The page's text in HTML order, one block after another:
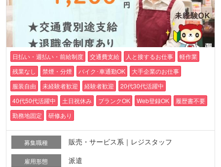
日払い・週払い・前給制度 交通費支給 人と接するお仕事
軽作業
残業なし
禁煙・分煙 バイク･車通勤OK
大手企業のお仕事
服装自由
未経験者歓迎 経験者歓迎
20代30代活躍中
40代50代活躍中
土日祝休み ブランクOK Web登録OK
履歴書不要
勤務地固定
研修あり
募集職種 販売・サービス系｜レジスタッフ
雇用形態 派遣